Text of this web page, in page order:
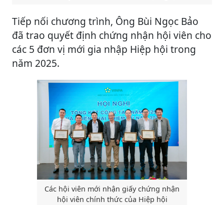
Tiếp nối chương trình, Ông Bùi Ngọc Bảo
đã trao quyết định chứng nhận hội viên cho
các 5 đơn vị mới gia nhập Hiệp hội trong
năm 2025.
Các hội viên mới nhận giấy chứng nhận
hội viên chính thức của Hiệp hội